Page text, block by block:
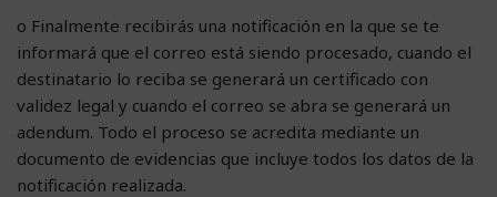
o Finalmente recibirás una notificación en la que se te
informará que el correo está siendo procesado, cuando el
destinatario lo reciba se generará un certificado con
validez legal y cuando el correo se abra se generará un
adendum. Todo el proceso se acredita mediante un
documento de evidencias que incluye todos los datos de la
notificación realizada.